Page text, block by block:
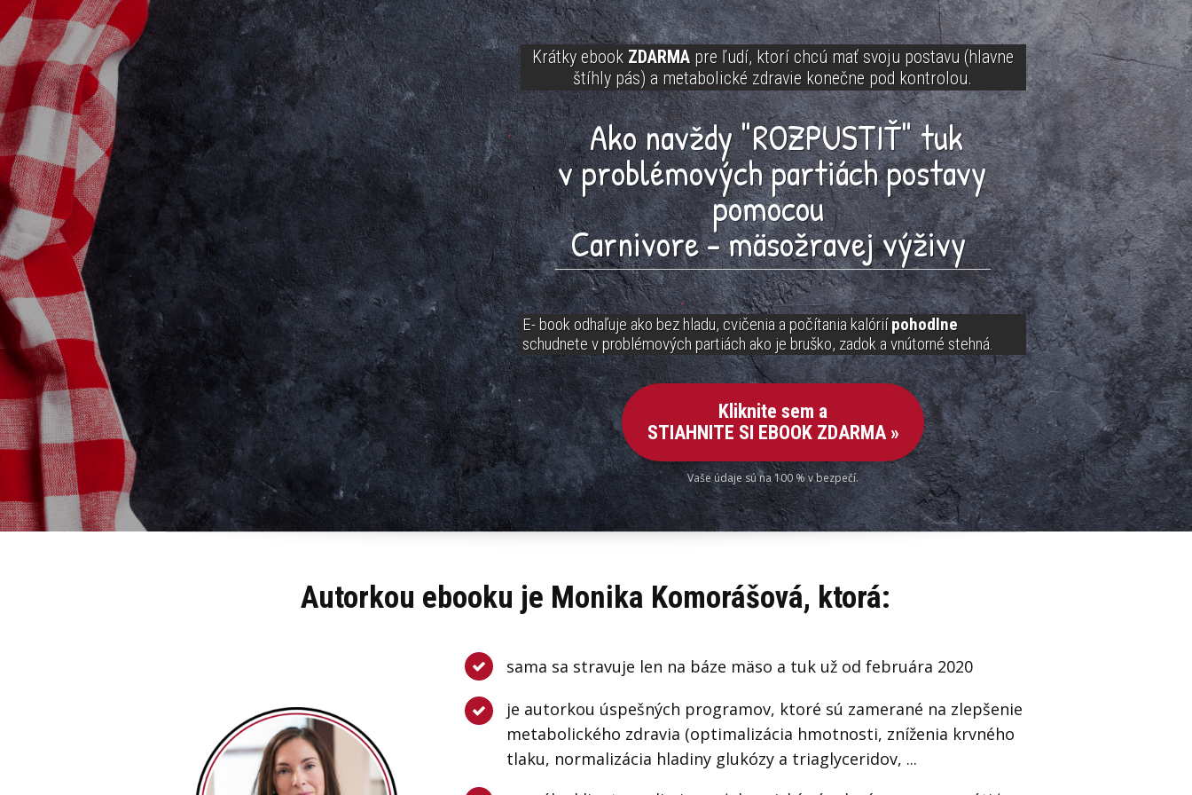
Krátky ebook ZDARMApre ľudí, ktorí chcú mať svoju postavu (hlavne
štíhly pás) a metabolické zdravie konečne pod kontrolou.
Ako navždy "ROZPUSTIŤ" tuk
vproblémovýchpartiáchpostavy
pomocou
Carnivore - mäsožravej výživy
E- book odhaľuje ako bez hladu, cvičenia a počítania kalóriípohodlne
schudnete v problémových partiách ako je bruško, zadok a vnútorné stehná.
Kliknite sem a
STIAHNITE SI EBOOK ZDARMA »
Vaše údaje sú na 100 % v bezpečí.
Autorkou ebooku je Monika Komorášová, ktorá:
sama sa stravuje len na báze mäso a tuk už od februára 2020
je autorkou úspešných programov, ktoré sú zamerané na zlepšenie
metabolického zdravia (optimalizácia hmotnosti, zníženia krvného
tlaku, normalizácia hladiny glukózy a triaglyceridov, ...